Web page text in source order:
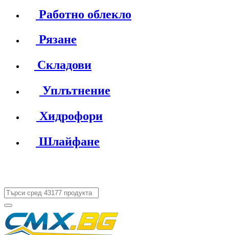
Работно облекло
Рязане
Складови
Уплътнение
Хидрофори
Шлайфане